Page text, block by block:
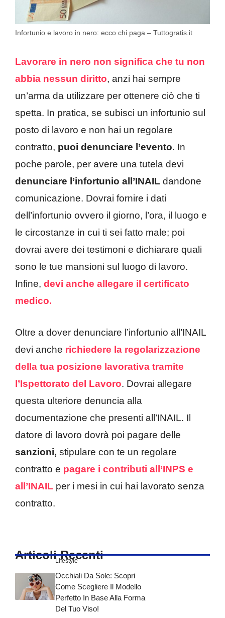
Infortunio e lavoro in nero: ecco chi paga – Tuttogratis.it
Lavorare in nero non significa che tu non
abbia nessun diritto, anzi hai sempre
un’arma da utilizzare per ottenere ciò che ti
spetta. In pratica, se subisci un infortunio sul
posto di lavoro e non hai un regolare
contratto, puoi denunciare l’evento. In
poche parole, per avere una tutela devi
denunciare l’infortunio all’INAIL dandone
comunicazione. Dovrai fornire i dati
dell’infortunio ovvero il giorno, l’ora, il luogo e
le circostanze in cui ti sei fatto male; poi
dovrai avere dei testimoni e dichiarare quali
sono le tue mansioni sul luogo di lavoro.
Infine, devi anche allegare il certificato
medico.
Oltre a dover denunciare l’infortunio all’INAIL
devi anche richiedere la regolarizzazione
della tua posizione lavorativa tramite
l’Ispettorato del Lavoro. Dovrai allegare
questa ulteriore denuncia alla
documentazione che presenti all’INAIL. Il
datore di lavoro dovrà poi pagare delle
sanzioni, stipulare con te un regolare
contratto e pagare i contributi all’INPS e
all’INAIL per i mesi in cui hai lavorato senza
contratto.
Articoli Recenti
Lifestyle
Occhiali Da Sole: Scopri
Come Scegliere Il Modello
Perfetto In Base Alla Forma
Del Tuo Viso!